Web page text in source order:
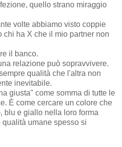
quello strano miraggio
volte abbiamo visto coppie
chi ha X che il mio partner non
il banco.
relazione può sopravvivere.
qualità che l'altra non
inevitabile.
giusta" come somma di tutte le
È come cercare un colore che
blu e giallo nella loro forma
umane spesso si